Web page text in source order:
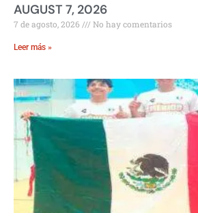
AUGUST 7, 2026
7 de agosto, 2026 No hay comentarios
Leer más »